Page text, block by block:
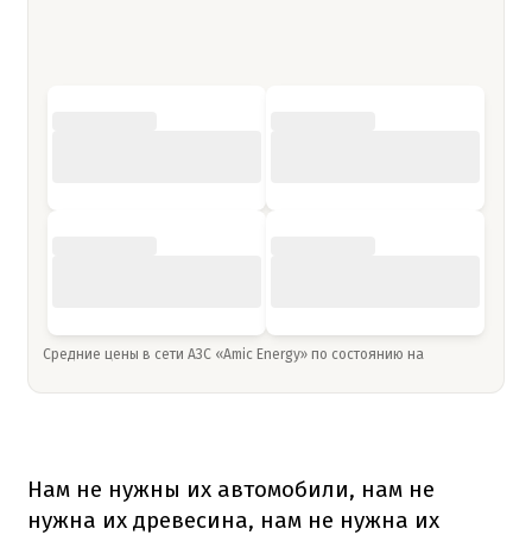
Средние цены в сети АЗС «Amic Energy» по состоянию на
Нам не нужны их автомобили, нам не
нужна их древесина, нам не нужна их